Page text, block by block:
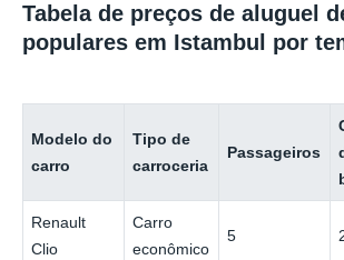
Tabela de preços de aluguel
populares em Istambul por
Modelo do
carro
Tipo de
carroceria
Passageiros
Renault
Clio
Carro
econômico
5